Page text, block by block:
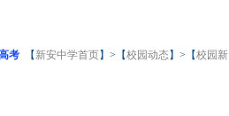
考 【 新安中学首页】>【校园动态 】>【校园新